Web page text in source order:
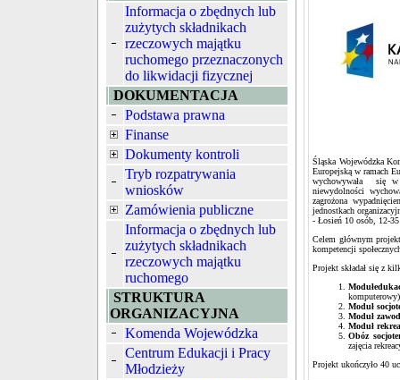
Informacja o zbędnych lub
zużytych składnikach
rzeczowych majątku
ruchomego przeznaczonych
do likwidacji fizycznej
DOKUMENTACJA
Podstawa prawna
Finanse
Dokumenty kontroli
Tryb rozpatrywania
wniosków
Zamówienia publiczne
Informacja o zbędnych lub
zużytych składnikach
rzeczowych majątku
ruchomego
STRUKTURA
ORGANIZACYJNA
Komenda Wojewódzka
Centrum Edukacji i Pracy
Młodzieży
Śląska Wojewódzka
Europejską w ramach
wychowywała się w
niewydolności
zagrożona
jednostkach
- Łosień 10 osób, 12-
Celem głównym
kompetencji
Projekt składał się z
Moduł
Moduł
Moduł
Moduł
Obóz
zajęcia
Projekt ukończyło 40